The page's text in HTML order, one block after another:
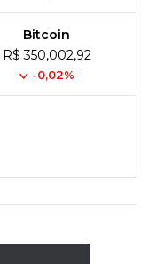
Bitcoin
R$ 350,002,92
-0,02%